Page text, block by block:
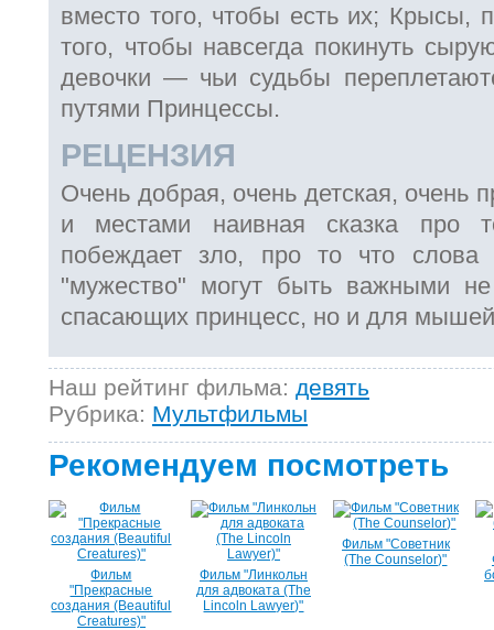
вместо того, чтобы есть их; Крысы,
того, чтобы навсегда покинуть
девочки — чьи судьбы
путями Принцессы.
РЕЦЕНЗИЯ
Очень добрая, очень детская, очень
и местами наивная сказка про
побеждает зло, про то что слова
"мужество" могут быть важными
спасающих принцесс, но и для
Наш рейтинг фильма: девять
Рубрика: Мультфильмы
Рекомендуем посмотреть
Фильм
"Прекрасные
создания (Beautiful
Creatures)"
Фильм "Линкольн
для адвоката (The
Lincoln Lawyer)"
Фильм "Советник
(The Counselor)"